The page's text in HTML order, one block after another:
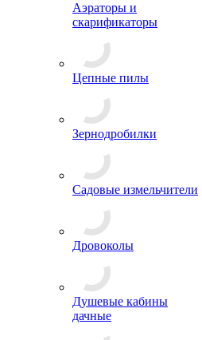
Аэраторы и
скарификаторы
Цепные пилы
Зернодробилки
Садовые измельчители
Дровоколы
Душевые кабины
дачные